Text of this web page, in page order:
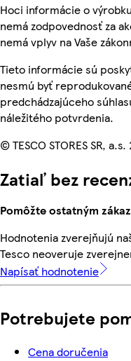
Hoci informácie o
nemá zodpovednosť za
nemá vplyv na Vaše
Tieto informácie sú
nesmú byť
predchádzajúceho
náležitého potvrdenia.
© TESCO STORES SR,
Zatiaľ bez
Pomôžte ostatným
Hodnotenia zverejňujú
Tesco neoveruje
Napísať hodnotenie
Potrebujete
Cena doručenia